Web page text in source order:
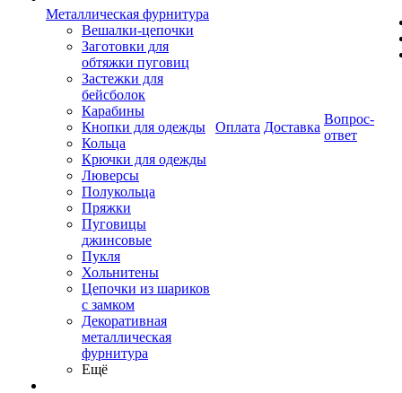
Металлическая фурнитура
Вешалки-цепочки
Заготовки для
обтяжки пуговиц
Застежки для
бейсболок
Карабины
Кнопки для одежды
Кольца
Крючки для одежды
Люверсы
Полукольца
Пряжки
Пуговицы
джинсовые
Пукля
Хольнитены
Цепочки из шариков
с замком
Декоративная
металлическая
фурнитура
Ещё
Оплата Доставка
Вопрос-
ответ